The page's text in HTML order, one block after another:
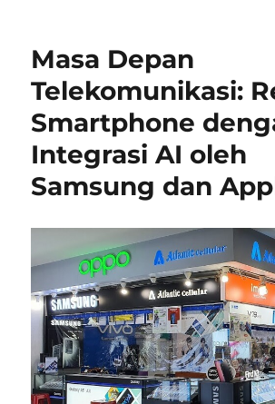
Masa Depan
Telekomunikasi:
Smartphone
Integrasi AI oleh
Samsung dan